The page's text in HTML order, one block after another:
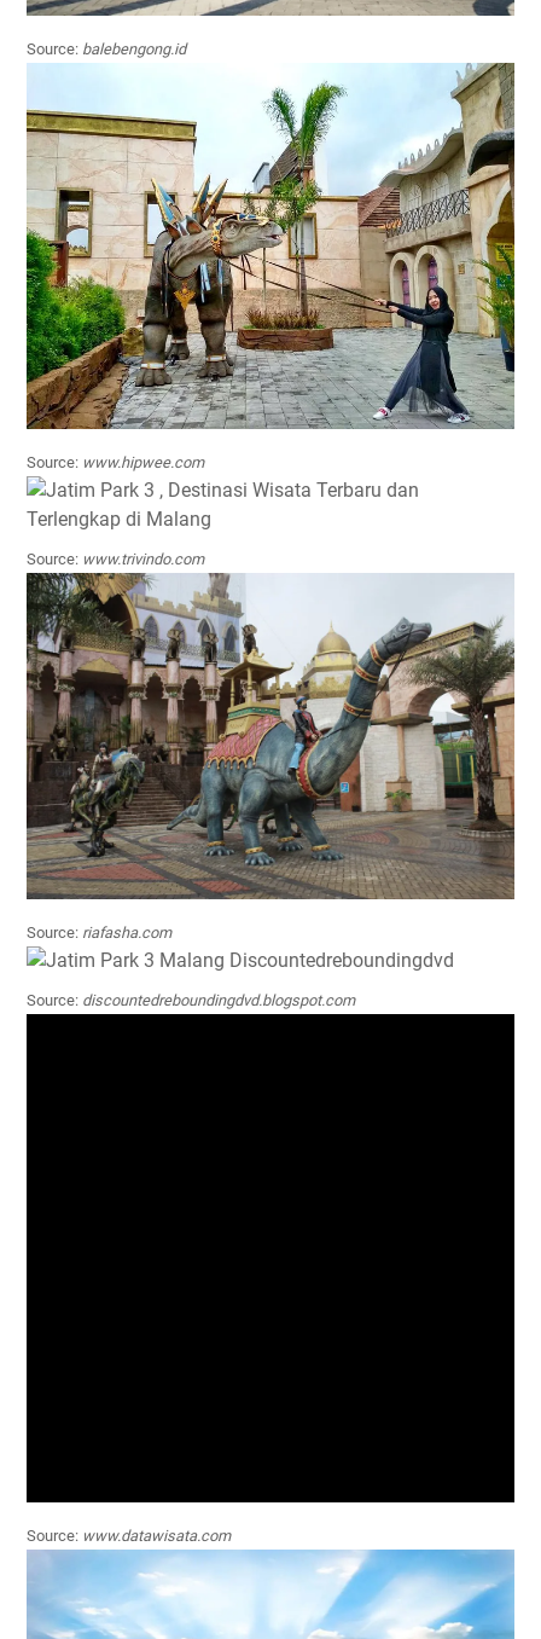
Source: balebengong.id
Source: www.hipwee.com
Source: www.trivindo.com
Source: riafasha.com
Source: discountedreboundingdvd.blogspot.com
Source: www.datawisata.com